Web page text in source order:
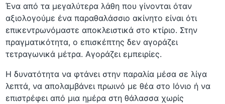
Ένα από τα μεγαλύτερα λάθη που γίνονται όταν
αξιολογούμε ένα παραθαλάσσιο ακίνητο είναι ότι
επικεντρωνόμαστε αποκλειστικά στο κτίριο. Στην
πραγματικότητα, ο επισκέπτης δεν αγοράζει
τετραγωνικά μέτρα. Αγοράζει εμπειρίες.
Η δυνατότητα να φτάνει στην παραλία μέσα σε λίγα
λεπτά, να απολαμβάνει πρωινό με θέα στο Ιόνιο ή να
επιστρέφει από μια ημέρα στη θάλασσα χωρίς